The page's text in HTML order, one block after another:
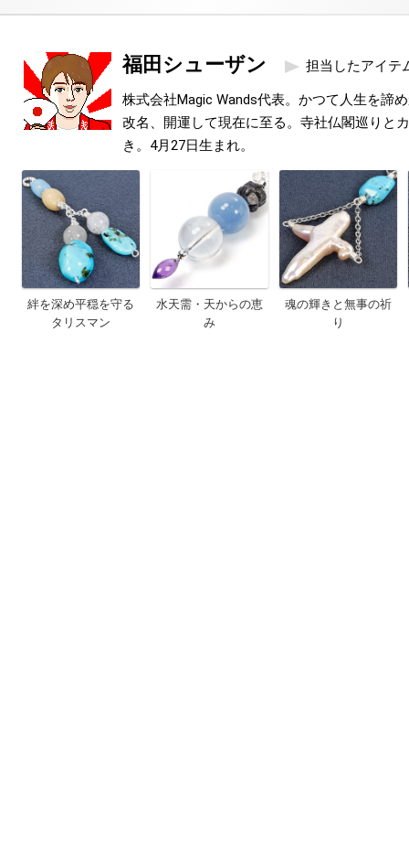
福田シューザン 担当したアイテ
株式会社Magic Wands代表。かつて人生を諦
改名、開運して現在に至る。寺社仏閣巡りと
き。4月27日生まれ。
絆を深め平穏を守る
タリスマン
水天需・天からの恵
み
魂の輝きと無事の祈
り